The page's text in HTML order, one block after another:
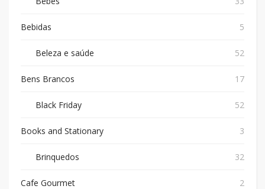
Bebidas 5
Beleza e saúde 52
Bens Brancos 17
Black Friday 52
Books and Stationary 3
Brinquedos 32
Cafe Gourmet 2